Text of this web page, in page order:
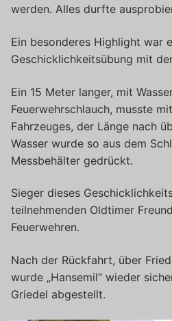
werden. Alles durfte
Ein besonderes Highlight war
Geschicklichkeitsübung mit
Ein 15 Meter langer, mit
Feuerwehrschlauch, musste
Fahrzeuges, der Länge nach
Wasser wurde so aus dem
Messbehälter gedrückt.
Sieger dieses
teilnehmenden Oldtimer
Feuerwehren.
Nach der Rückfahrt, über
wurde „Hansemil“ wieder
Griedel abgestellt.